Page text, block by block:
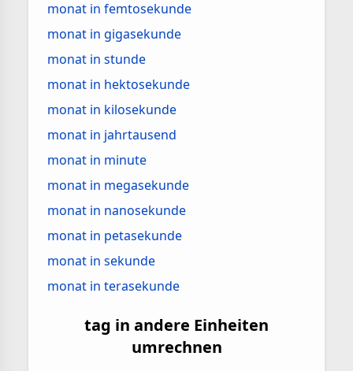
monat in femtosekunde
monat in gigasekunde
monat in stunde
monat in hektosekunde
monat in kilosekunde
monat in jahrtausend
monat in minute
monat in megasekunde
monat in nanosekunde
monat in petasekunde
monat in sekunde
monat in terasekunde
tag in andere Einheiten
umrechnen